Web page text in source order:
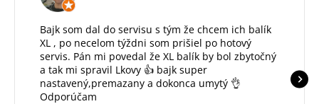
Bajk som dal do servisu s tým že chcem ich balík
XL , po necelom týždni som prišiel po hotový
servis. Pán mi povedal že XL balík by bol zbytočný
a tak mi spravil Lkovy 👍 bajk super
nastavený,premazany a dokonca umytý 👌
Odporúčam